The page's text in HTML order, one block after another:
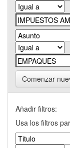
Comenzar
Añadir filtros:
Usa los filtros